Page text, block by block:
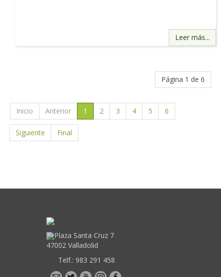
Leer más...
Página 1 de 6
Inicio Anterior 1 2 3 4 5 6
Siguiente Final
Plaza Santa Cruz 7
47002 Valladolid
Telf.: 983 291 458